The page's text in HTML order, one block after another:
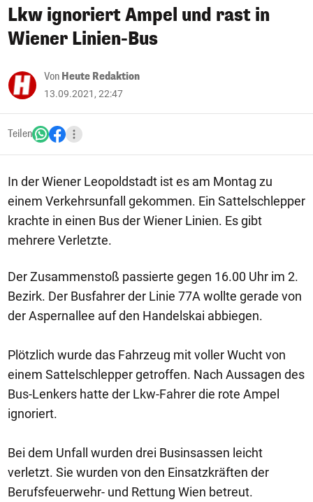
Lkw ignoriert Ampel und rast in
Wiener Linien-Bus
Von Heute Redaktion
13.09.2021, 22:47
Teilen
In der Wiener Leopoldstadt ist es am Montag zu
einem Verkehrsunfall gekommen. Ein Sattelschlepper
krachte in einen Bus der Wiener Linien. Es gibt
mehrere Verletzte.
Der Zusammenstoß passierte gegen 16.00 Uhr im 2.
Bezirk. Der Busfahrer der Linie 77A wollte gerade von
der Aspernallee auf den Handelskai abbiegen.
Plötzlich wurde das Fahrzeug mit voller Wucht von
einem Sattelschlepper getroffen. Nach Aussagen des
Bus-Lenkers hatte der Lkw-Fahrer die rote Ampel
ignoriert.
Bei dem Unfall wurden drei Businsassen leicht
verletzt. Sie wurden von den Einsatzkräften der
Berufsfeuerwehr- und Rettung Wien betreut.